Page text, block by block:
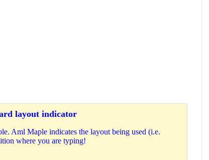
layout indicator
Aml Maple indicates the layout being used (i.e.
where you are typing!